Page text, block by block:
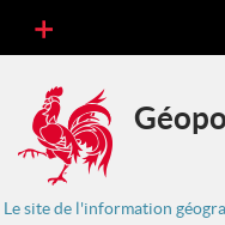
Le site de l'information